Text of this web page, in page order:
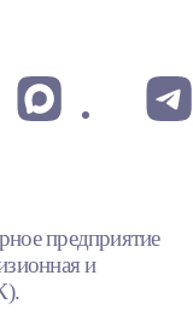
предприятие
и